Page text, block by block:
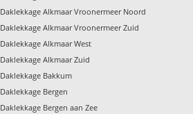
Daklekkage Alkmaar Vroonermeer Noord
Daklekkage Alkmaar Vroonermeer Zuid
Daklekkage Alkmaar West
Daklekkage Alkmaar Zuid
Daklekkage Bakkum
Daklekkage Bergen
Daklekkage Bergen aan Zee